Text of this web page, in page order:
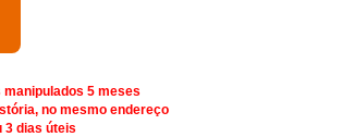
5 meses
no mesmo endereço
3 dias úteis